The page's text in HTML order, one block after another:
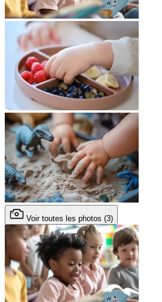
Voir toutes les photos (3)